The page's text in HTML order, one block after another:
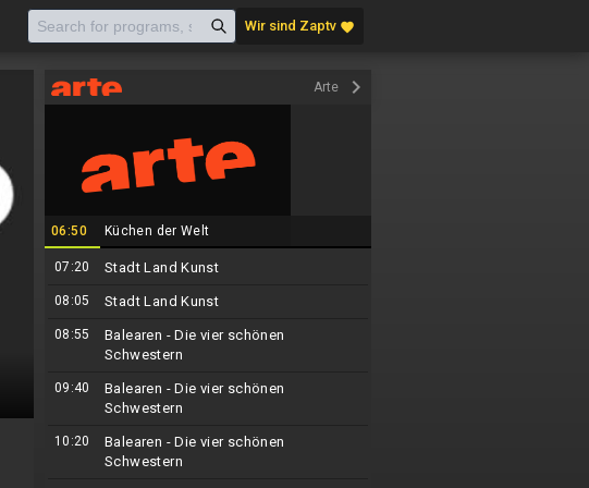
Wir sind Zaptv favorite
Arte keyboard_arrow_right
06:50 Küchen der Welt
07:20 Stadt Land Kunst
08:05 Stadt Land Kunst
08:55
Balearen - Die vier schönen
Schwestern
09:40
Balearen - Die vier schönen
Schwestern
10:20
Balearen - Die vier schönen
Schwestern